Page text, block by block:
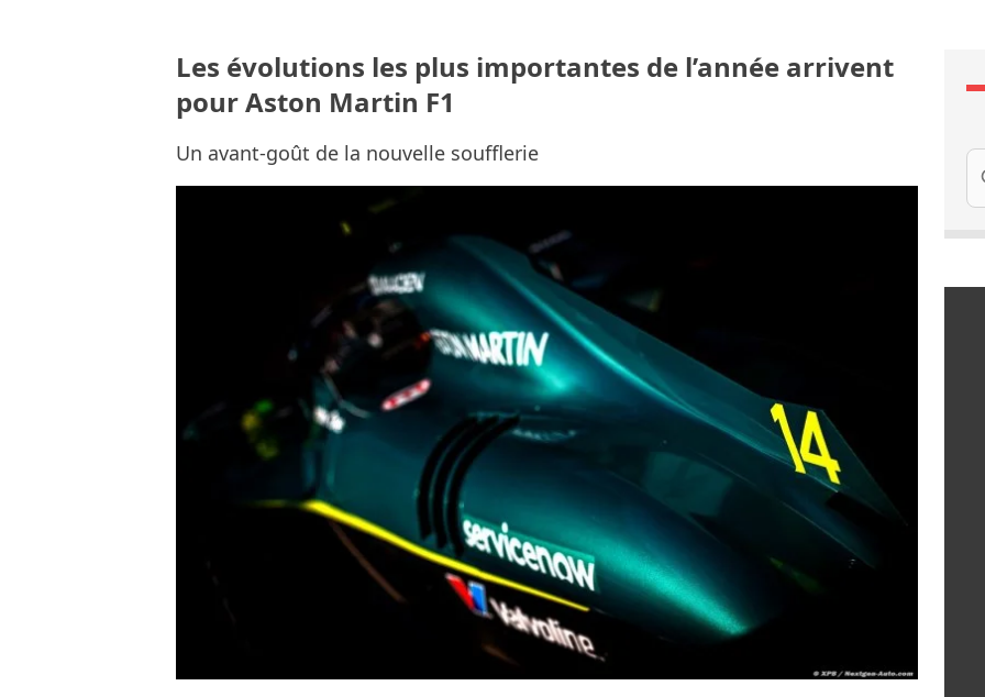
Les évolutions les plus importantes de l’année arrivent
pour Aston Martin F1
Un avant-goût de la nouvelle soufflerie